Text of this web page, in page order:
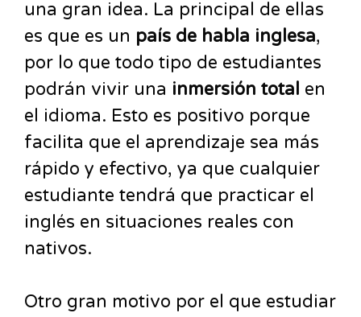
una gran idea. La principal de ellas
es que es un país de habla inglesa,
por lo que todo tipo de estudiantes
podrán vivir una inmersión total en
el idioma. Esto es positivo porque
facilita que el aprendizaje sea más
rápido y efectivo, ya que cualquier
estudiante tendrá que practicar el
inglés en situaciones reales con
nativos.
Otro gran motivo por el que estudiar